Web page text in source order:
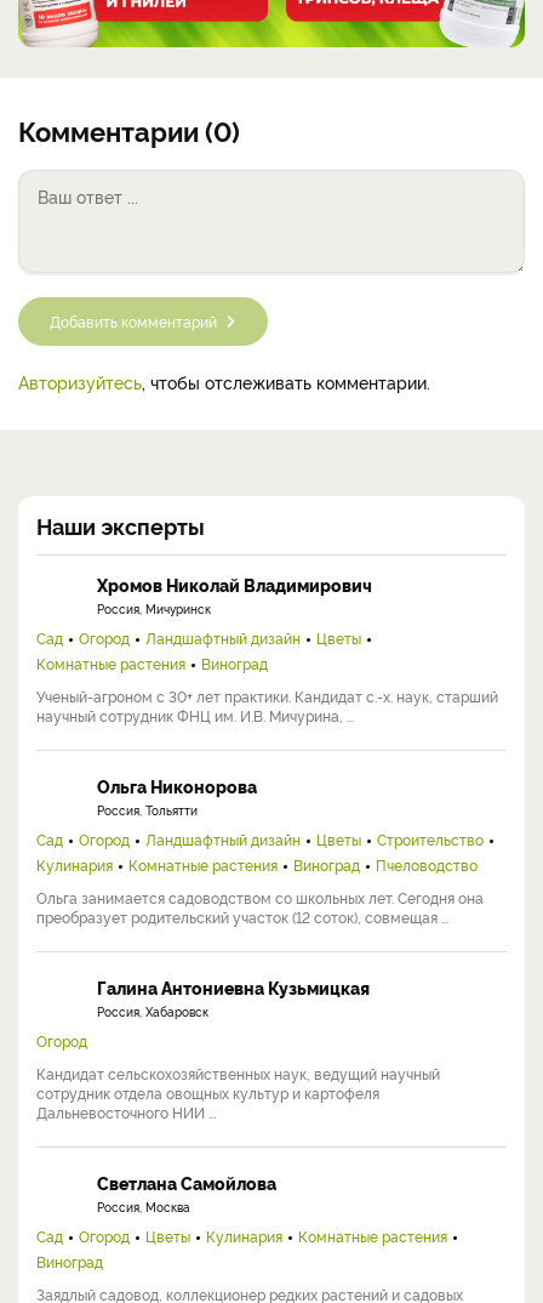
Комментарии (0)
Добавить комментарий
Авторизуйтесь, чтобы отслеживать комментарии.
Наши эксперты
Хромов Николай Владимирович
Россия, Мичуринск
Сад Огород Ландшафтный дизайн
Цветы
Комнатные растения
Виноград
Ученый-агроном с 30+ лет практики. Кандидат с.-х. наук, старший
научный сотрудник ФНЦ им. И.В. Мичурина, ...
Ольга Никонорова
Россия, Тольятти
Сад Огород Ландшафтный дизайн Цветы
Строительство
Кулинария
Комнатные растения Виноград
Пчеловодство
Ольга занимается садоводством со школьных лет. Сегодня она
преобразует родительский участок (12 соток), совмещая ...
Галина Антониевна Кузьмицкая
Россия, Хабаровск
Огород
Кандидат сельскохозяйственных наук, ведущий научный
сотрудник отдела овощных культур и картофеля
Дальневосточного НИИ ...
Светлана Самойлова
Россия, Москва
Сад Огород Цветы Кулинария
Комнатные растения
Виноград
Заядлый садовод, коллекционер редких растений и садовых